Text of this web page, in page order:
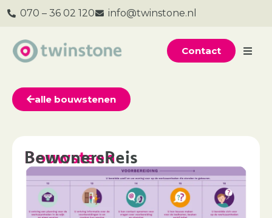
070 – 36 02 120 info@twinstone.nl
Contact
alle bouwstenen
Bouwsteen
BewonersReis